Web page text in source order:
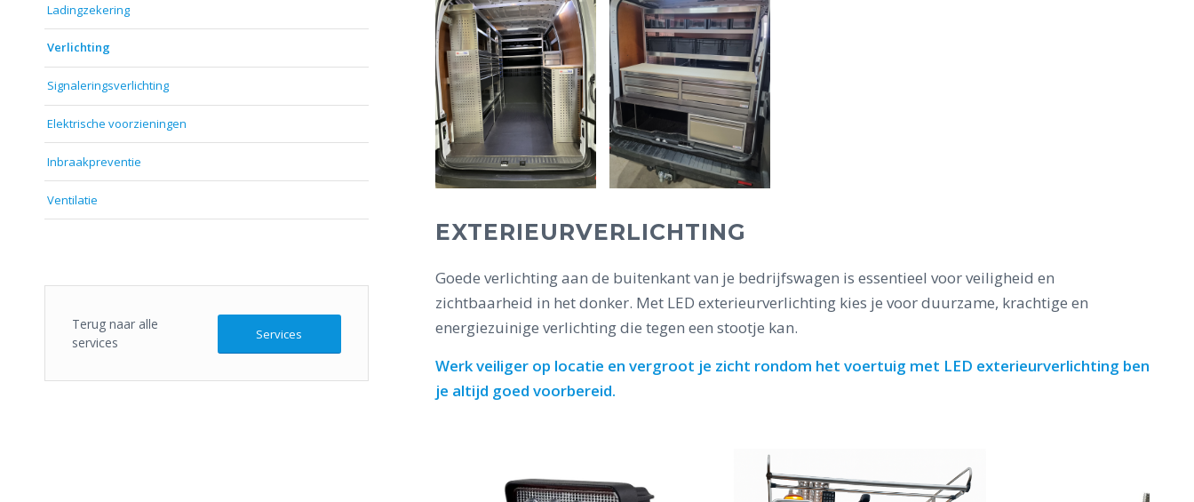
Ladingzekering
Verlichting
Signaleringsverlichting
Elektrische voorzieningen
Inbraakpreventie
Ventilatie
Terug naar alle
services
Services
EXTERIEURVERLICHTING
Goede verlichting aan de buitenkant van je bedrijfswagen is essentieel voor veiligheid en
zichtbaarheid in het donker. Met LED exterieurverlichting kies je voor duurzame, krachtige en
energiezuinige verlichting die tegen een stootje kan.
Werk veiliger op locatie en vergroot je zicht rondom het voertuig met LED exterieurverlichting ben
je altijd goed voorbereid.